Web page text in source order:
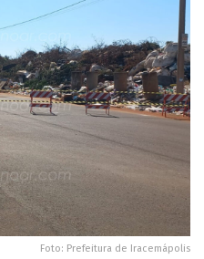
Foto: Prefeitura de Iracemápolis